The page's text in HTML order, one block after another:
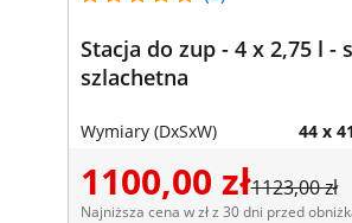
Stacja do zup - 4 x 2,75 l -
szlachetna
Wymiary (DxSxW) 44 x
1100,00 zł1123,00 zł
Najniższa cena w zł z 30 dni przed